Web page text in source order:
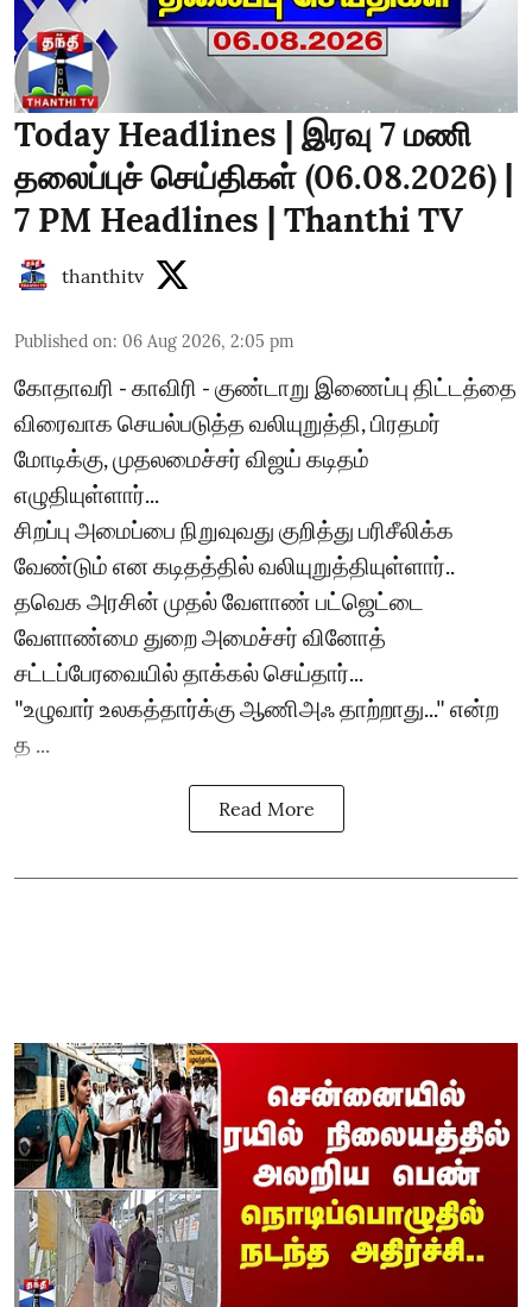
Today Headlines | இரவு 7 மணி
தலைப்புச் செய்திகள் (06.08.2026) |
7 PM Headlines | Thanthi TV
thanthitv
Published on: 06 Aug 2026, 2:05 pm
கோதாவரி - காவிரி - குண்டாறு இணைப்பு திட்டத்தை
விரைவாக செயல்படுத்த வலியுறுத்தி, பிரதமர்
மோடிக்கு, முதலமைச்சர் விஜய் கடிதம்
எழுதியுள்ளார்...
சிறப்பு அமைப்பை நிறுவுவது குறித்து பரிசீலிக்க
வேண்டும் என கடிதத்தில் வலியுறுத்தியுள்ளார்..
தவெக அரசின் முதல் வேளாண் பட்ஜெட்டை
வேளாண்மை துறை அமைச்சர் வினோத்
சட்டப்பேரவையில் தாக்கல் செய்தார்...
"உழுவார் உலகத்தார்க்கு ஆணிஅஃ தாற்றாது..." என்ற
த ...
Read More